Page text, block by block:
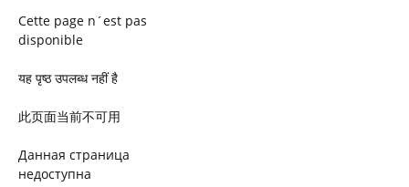
Cette page n´est pas
disponible
यह पृष्ठ उपलब्ध नहीं है
此页面当前不可用
Данная страница
недоступна